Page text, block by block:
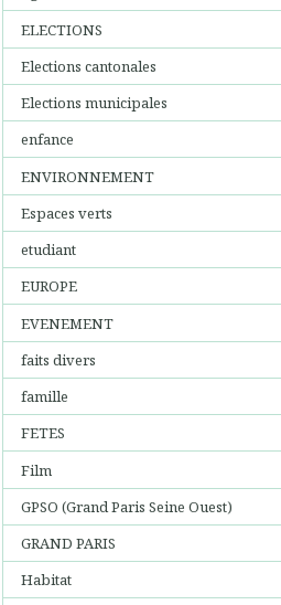
ELECTIONS
Elections cantonales
Elections municipales
enfance
ENVIRONNEMENT
Espaces verts
etudiant
EUROPE
EVENEMENT
faits divers
famille
FETES
Film
GPSO (Grand Paris Seine Ouest)
GRAND PARIS
Habitat